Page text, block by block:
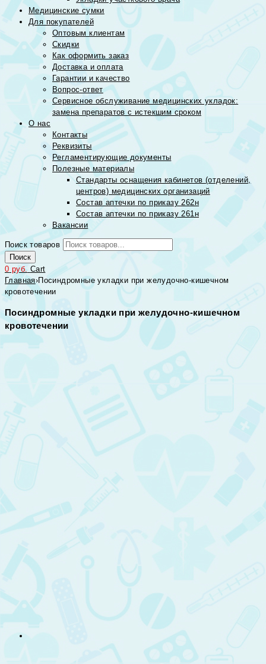
Медицинские сумки
Для покупателей
Оптовым клиентам
Скидки
Как оформить заказ
Доставка и оплата
Гарантии и качество
Вопрос-ответ
Сервисное обслуживание медицинских укладок:
замена препаратов с истекшим сроком
О нас
Контакты
Реквизиты
Регламентирующие документы
Полезные материалы
Стандарты оснащения кабинетов (отделений,
центров) медицинских организаций
Состав аптечки по приказу 262н
Состав аптечки по приказу 261н
Вакансии
Поиск товаров
Поиск
0 руб. Cart
Главная›Посиндромные укладки при желудочно-кишечном
кровотечении
Посиндромные укладки при желудочно-кишечном
кровотечении